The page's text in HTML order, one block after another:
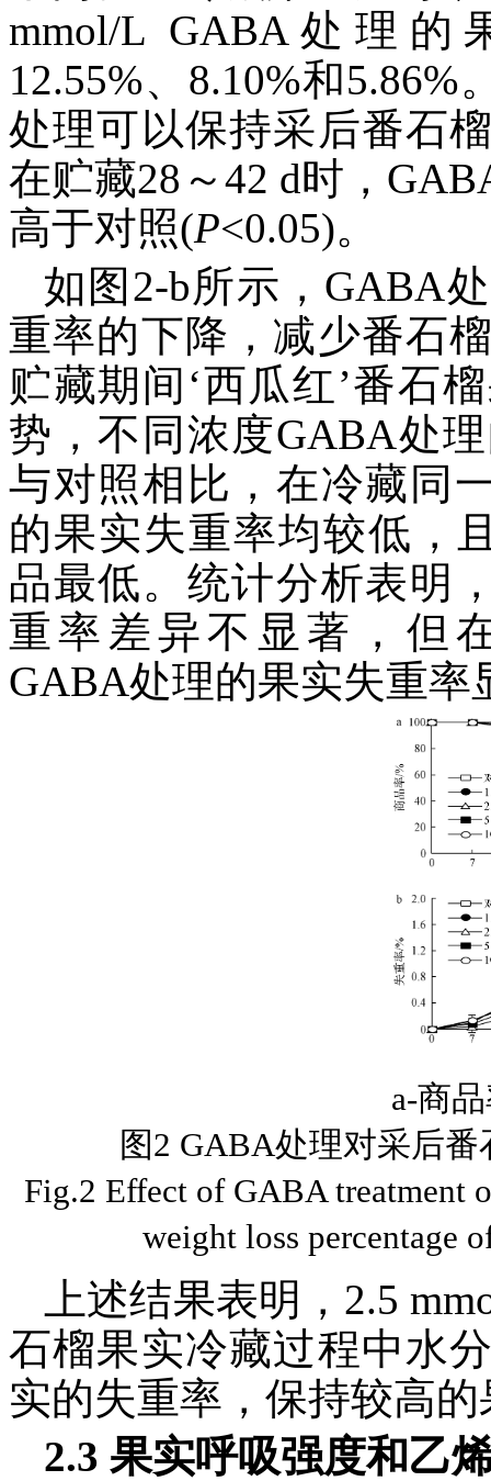
mmol/L GABA处理
12.55%、8.10%和
处理可以保持采后番石
在贮藏28～42 d时，
高于对照(P<0.05)。
如图2-b所示，GABA
重率的下降，减少番石
贮藏期间‘西瓜红’番石
势，不同浓度GABA处
与对照相比，在冷藏同
的果实失重率均较低，
品最低。统计分析表明
重率差异不显著，但
GABA处理的果实失重率
a-商
图2 GABA处理对采后
Fig.2 Effect of GABA treatment
weight loss percentage
上述结果表明，2.5
石榴果实冷藏过程中水
实的失重率，保持较高
2.3 果实呼吸强度和乙